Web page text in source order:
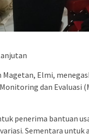
Magetan, Elmi,
dan Evaluasi
penerima bantuan
Sementara